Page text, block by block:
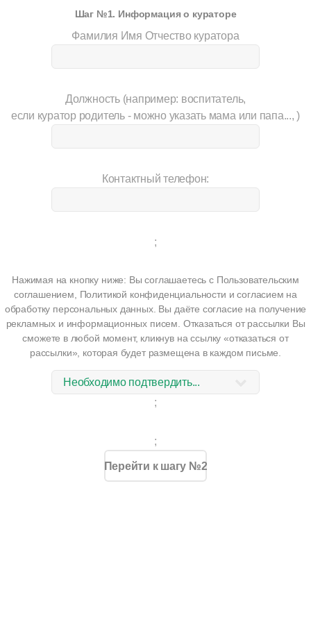
Шаг №1. Информация о кураторе
Фамилия Имя Отчество куратора
Должность (например: воспитатель,
если куратор родитель - можно указать мама или папа..., )
Контактный телефон:
;
Нажимая на кнопку ниже: Вы соглашаетесь с Пользовательским
соглашением
Политикой конфиденциальности исогласием на
обработку персональных данных. Вы даёте согласие на получение
рекламных и информационных писем. Отказаться от рассылки Вы
сможете в любой момент, кликнув на ссылку «отказаться от
рассылки», которая будет размещена в каждом письме.
;
;